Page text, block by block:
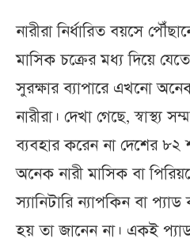
নারীরা নির্ধারিত বয়সে
মাসিক চক্রের মধ্য দিয়ে যেতে
সুরক্ষার ব্যাপারে এখনো
নারীরা। দেখা গেছে, স্বাস্থ্য
ব্যবহার করেন না দেশের ৮২
অনেক নারী মাসিক বা
স্যানিটারি ন্যাপকিন বা
হয় তা জানেন না। একই প্যাড